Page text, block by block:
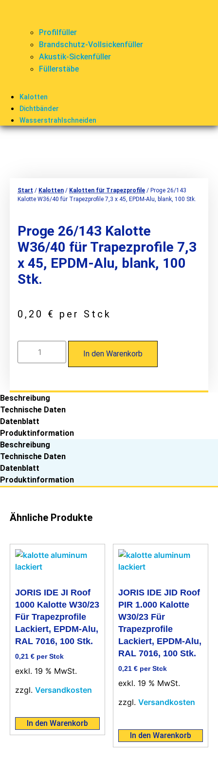
Profilfüller
Brandschutz-Vollsickenfüller
Akustik-Sickenfüller
Füllerstäbe
Kalotten
Dichtbänder
Wasserstrahlschneiden
Start / Kalotten / Kalotten für Trapezprofile / Proge 26/143
Kalotte W36/40 für Trapezprofile 7,3 x 45, EPDM-Alu, blank, 100 Stk.
Proge 26/143 Kalotte
W36/40 für Trapezprofile 7,3
x 45, EPDM-Alu, blank, 100
Stk.
0,20 € per Stck
Proge
26/143
Kalotte
7,3
x
45,
EPDM-
Alu,
blank,
100
Stk.
Menge
In den Warenkorb
Beschreibung
Technische Daten
Datenblatt
Produktinformation
Beschreibung
Technische Daten
Datenblatt
Produktinformation
Ähnliche Produkte
JORIS IDE JI Roof
1000 Kalotte W30/23
Für Trapezprofile
Lackiert, EPDM-Alu,
RAL 7016, 100 Stk.
0,21 € per Stck
exkl. 19 % MwSt.
zzgl. Versandkosten
In den Warenkorb
JORIS IDE JID Roof
PIR 1.000 Kalotte
W30/23 Für
Trapezprofile
Lackiert, EPDM-Alu,
RAL 7016, 100 Stk.
0,21€ per Stck
exkl. 19 % MwSt.
zzgl.Versandkosten
In den Warenkorb